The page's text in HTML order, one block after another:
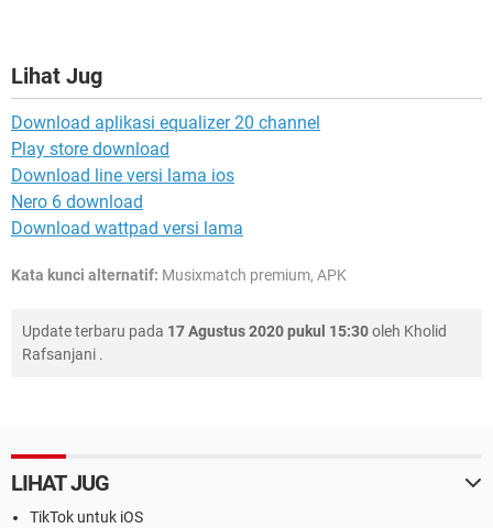
Lihat Jug
Download aplikasi equalizer 20 channel
Play store download
Download line versi lama ios
Nero 6 download
Download wattpad versi lama
Kata kunci alternatif: Musixmatch premium, APK
Update terbaru pada 17 Agustus 2020 pukul 15:30oleh Kholid
Rafsanjani .
LIHAT JUG
TikTok untuk iOS